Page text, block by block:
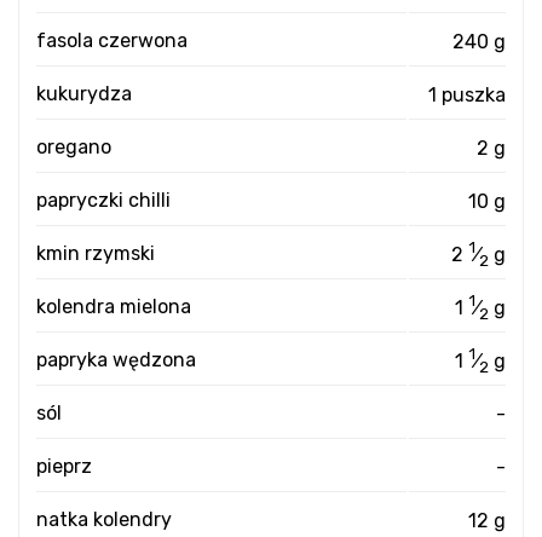
fasola czerwona 240 g
kukurydza 1 puszka
oregano 2 g
papryczki chilli 10 g
kmin rzymski 2 1⁄2 g
kolendra mielona 1 1⁄2 g
papryka wędzona 1 1⁄2 g
sól -
pieprz -
natka kolendry 12 g